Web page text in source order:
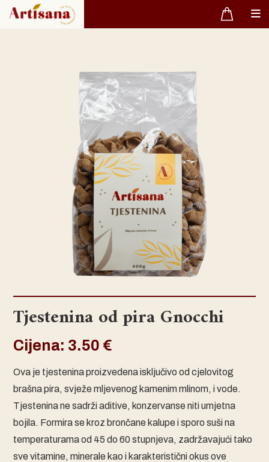
Tjestenina od pira Gnocchi
Cijena: 3.50 €
Ova je tjestenina proizvedena isključivo od cjelovitog
brašna pira, svježe mljevenog kamenim mlinom, i vode.
Tjestenina ne sadrži aditive, konzervanse niti umjetna
bojila. Formira se kroz brončane kalupe i sporo suši na
temperaturama od 45 do 60 stupnjeva, zadržavajući tako
sve vitamine, minerale kao i karakteristični okus ove